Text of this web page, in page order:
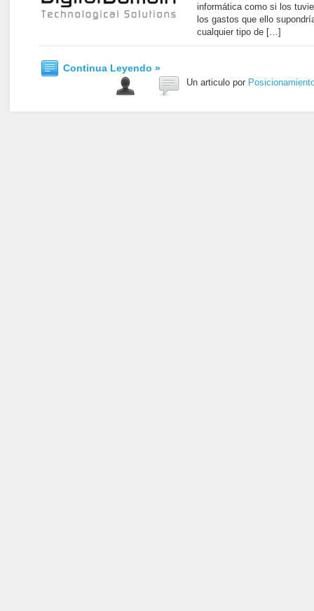
informática como si los
los gastos que ello
cualquier tipo de […]
Continua Leyendo »
Un articulo por